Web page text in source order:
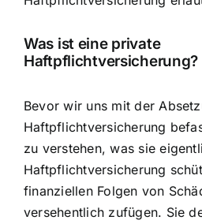
Was ist eine private
Haftpflichtversicherung?
Bevor wir uns mit der
Haftpflichtversicherung
zu verstehen, was sie
Haftpflichtversicherung
finanziellen Folgen von
versehentlich zufügen. Sie